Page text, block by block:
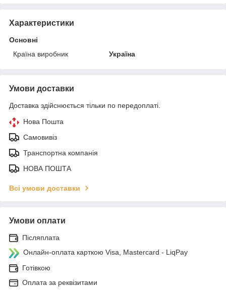
Характеристики
Основні
Країна виробник
Україна
Умови доставки
Доставка здійснюється тільки по передоплаті.
Нова Пошта
Самовивіз
Транспортна компанія
НОВА ПОШТА
Всі умови доставки
Умови оплати
Післяплата
Онлайн-оплата карткою Visa, Mastercard - LiqPay
Готівкою
Оплата за реквізитами